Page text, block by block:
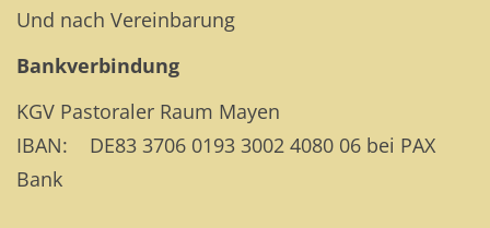
Und nach Vereinbarung
Bankverbindung
KGV Pastoraler Raum Mayen
IBAN: DE83 3706 0193 3002 4080 06 bei PAX
Bank